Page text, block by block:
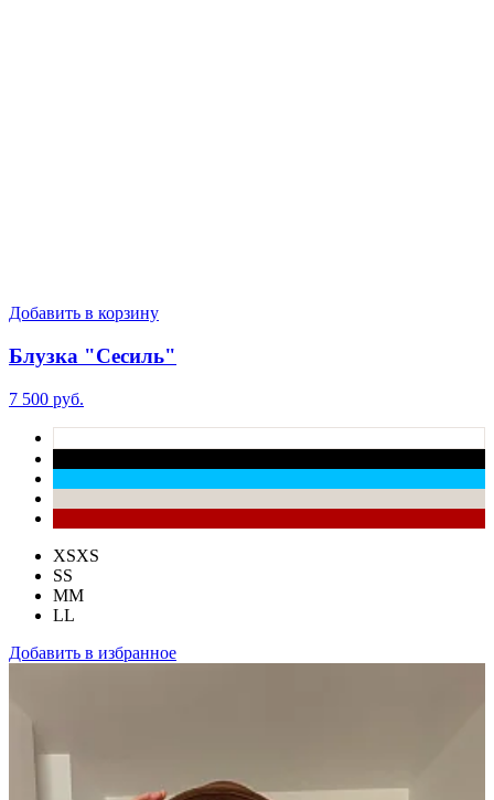
Добавить в корзину
Блузка "Сесиль"
7 500 руб.
XSXS
SS
MM
LL
Добавить в избранное